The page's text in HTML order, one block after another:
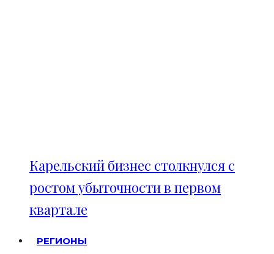
Карельский бизнес столкнулся с
ростом убыточности в первом
квартале
РЕГИОНЫ